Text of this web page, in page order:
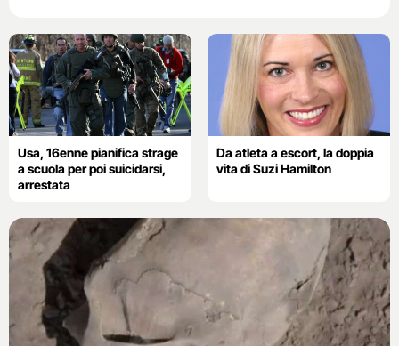
Usa, 16enne pianifica strage
a scuola per poi suicidarsi,
arrestata
Da atleta a escort, la doppia
vita di Suzi Hamilton